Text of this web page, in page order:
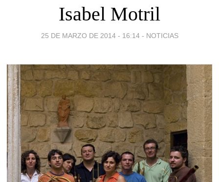
Isabel Motril
25 DE MARZO DE 2014 - 16:14 - NOTICIAS